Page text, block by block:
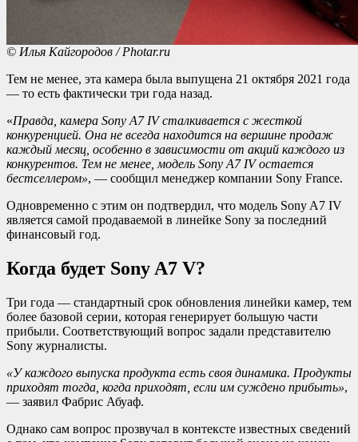
© Илья Кайгородов / Photar.ru
Тем не менее, эта камера была выпущена 21 октября 2021 года
— то есть фактически три года назад.
«Правда, камера Sony A7 IV сталкивается с жесткой
конкуренцией. Она не всегда находится на вершине продаж
каждый месяц, особенно в зависимости от акций каждого из
конкурентов. Тем не менее, модель Sony A7 IV остается
бестселлером», — сообщил менеджер компании Sony France.
Одновременно с этим он подтвердил, что модель Sony A7 IV
является самой продаваемой в линейке Sony за последний
финансовый год.
Когда будет Sony A7 V?
Три года — стандартный срок обновления линейки камер, тем
более базовой серии, которая генерирует большую части
прибыли. Соответствующий вопрос задали представителю
Sony журналисты.
«У каждого выпуска продукта есть своя динамика. Продукты
приходят тогда, когда приходят, если им суждено прибыть»,
— заявил Фабрис Абуаф.
Однако сам вопрос прозвучал в контексте известных сведений